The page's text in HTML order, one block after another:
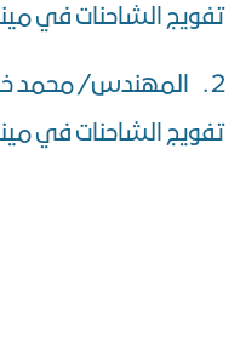
تفويج الشاحنات في
2 . المهندس/ محمد
تفويج الشاحنات في